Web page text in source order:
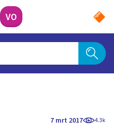
VO
7 mrt 2017 4.3k